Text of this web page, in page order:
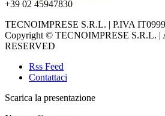
+39 02 45947830
TECNOIMPRESE S.R.L. | P.IVA
Copyright © TECNOIMPRESE S.R.L. |
RESERVED
Rss Feed
Contattaci
Scarica la presentazione